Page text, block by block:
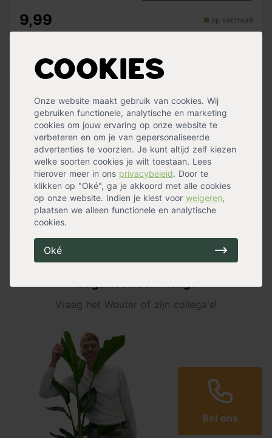
Cookies
Onze website maakt gebruik van cookies. Wij
gebruiken functionele, analytische en marketing
cookies om jouw ervaring op onze website te
verbeteren en om je van gepersonaliseerde
advertenties te voorzien. Je kunt altijd zelf kiezen
welke soorten cookies je wilt toestaan. Lees
hierover meer in ons privacybeleid. Door te
klikken op "Oké", ga je akkoord met alle cookies
op onze website. Indien je kiest voor weigeren,
plaatsen we alleen functionele en analytische
cookies.
Oké
9,99 op voorraad
« Lees minder
Het zijn niet-demonteerbare bevestigingsclips voor het
vastmaken van gaas en doek.
Specificaties
Materiaal
Polyethyleen
Levensduur
Niet gevonden wat je zoekt?
Vraag het Wouter of zijn collega's!
Bel ons